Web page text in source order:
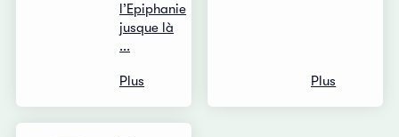
l’Epiphanie
jusque là
...
Plus Plus